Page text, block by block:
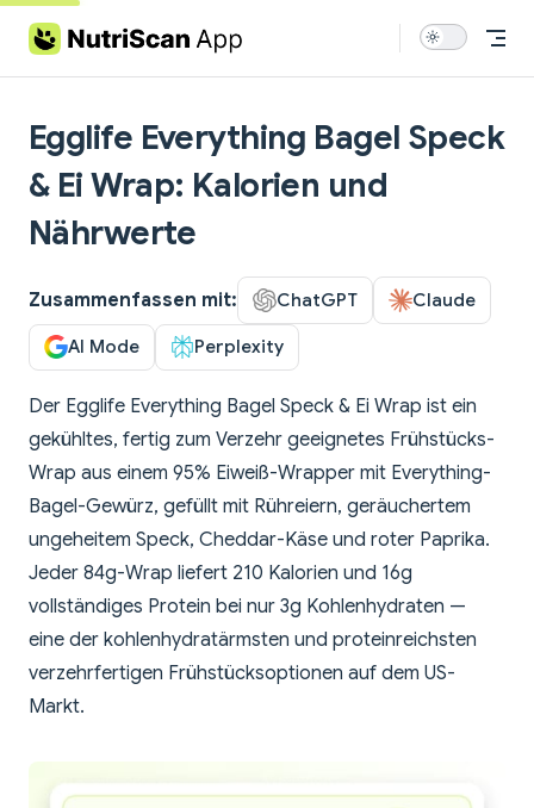
Skip to content
Egglife Everything Bagel Speck
& Ei Wrap: Kalorien und
Nährwerte
Zusammenfassen mit: ChatGPT Claude
AI Mode Perplexity
Der Egglife Everything Bagel Speck & Ei Wrap ist ein
gekühltes, fertig zum Verzehr geeignetes Frühstücks-
Wrap aus einem 95% Eiweiß-Wrapper mit Everything-
Bagel-Gewürz, gefüllt mit Rühreiern, geräuchertem
ungeheitem Speck, Cheddar-Käse und roter Paprika.
Jeder 84g-Wrap liefert 210 Kalorien und 16g
vollständiges Protein bei nur 3g Kohlenhydraten —
eine der kohlenhydratärmsten und proteinreichsten
verzehrfertigen Frühstücksoptionen auf dem US-
Markt.